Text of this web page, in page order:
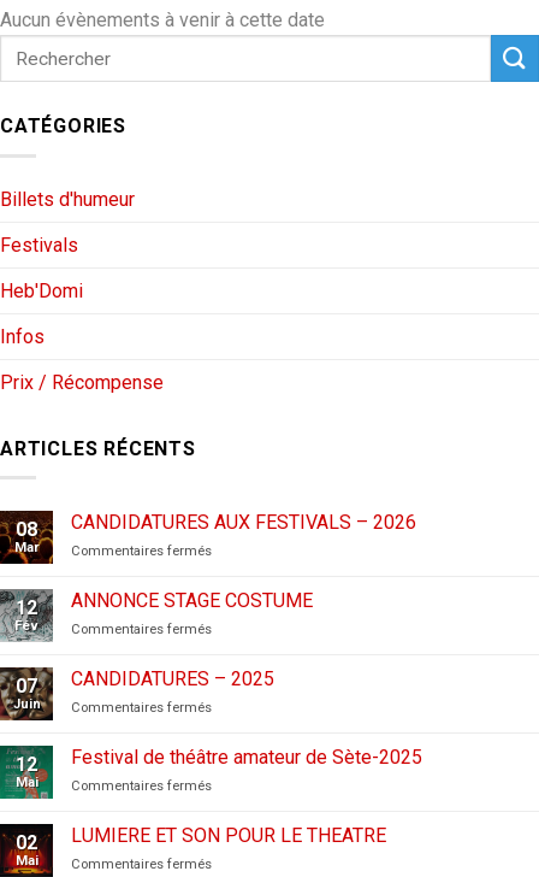
Aucun évènements à venir à cette date
CATÉGORIES
Billets d'humeur
Festivals
Heb'Domi
Infos
Prix / Récompense
ARTICLES RÉCENTS
08
Mar
CANDIDATURES AUX FESTIVALS – 2026
Commentaires ferméssur
AUX
FESTIVALS
–
12
Fév
ANNONCE STAGE COSTUME
Commentaires ferméssur
STAGE
COSTUME
07
Juin
CANDIDATURES – 2025
Commentaires ferméssur
2025
12
Mai
Festival de théâtre amateur de Sète-2025
Commentaires ferméssur
de
théâtre
amateur
02
Mai
LUMIERE ET SON POUR LE THEATRE
Commentaires ferméssur